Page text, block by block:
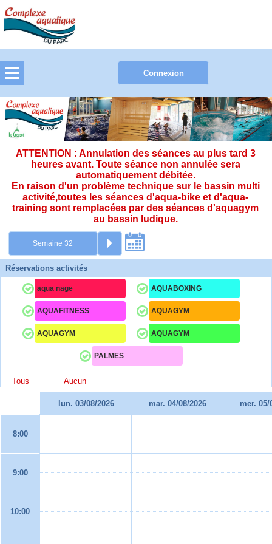
ATTENTION : Annulation des séances au plus tard 3
heures avant. Toute séance non annulée sera
automatiquement débitée.
En raison d'un problème technique sur le bassin multi
activité,toutes les séances d'aqua-bike et d'aqua-
training sont remplacées par des séances d'aquagym
au bassin ludique.
Réservations activités
aqua nage AQUABOXING
AQUAFITNESS AQUAGYM
AQUAGYM AQUAGYM
PALMES
Tous Aucun
lun. 03/08/2026 mar. 04/08/2026 mer. 05/
8:00
9:00
10:00